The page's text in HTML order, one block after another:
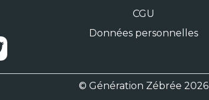
CGU
Données personnelles
© Génération Zébrée 2026